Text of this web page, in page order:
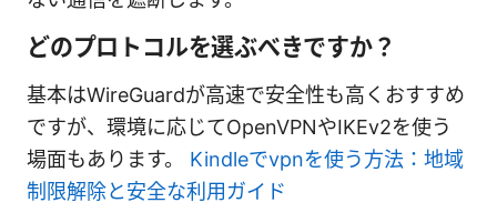
どのプロトコルを選ぶべきですか？
基本はWireGuardが高速で安全性も高くおすすめ
ですが、環境に応じてOpenVPNやIKEv2を使う
場面もあります。 Kindleでvpnを使う方法：地域
制限解除と安全な利用ガイド